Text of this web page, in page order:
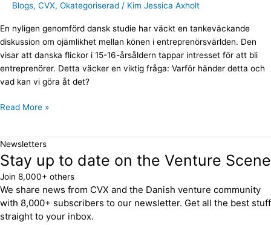
Blogs, CVX, Okategoriserad / Kim Jessica Axholt
En nyligen genomförd dansk studie har väckt en tankeväckande
diskussion om ojämlikhet mellan könen i entreprenörsvärlden. Den
visar att danska flickor i 15-16-årsåldern tappar intresset för att bli
entreprenörer. Detta väcker en viktig fråga: Varför händer detta och
vad kan vi göra åt det?
Read More »
Newsletters
Stay up to date on the Venture Scene
Join 8,000+ others
We share news from CVX and the Danish venture community
with 8,000+ subscribers to our newsletter. Get all the best stuff
straight to your inbox.